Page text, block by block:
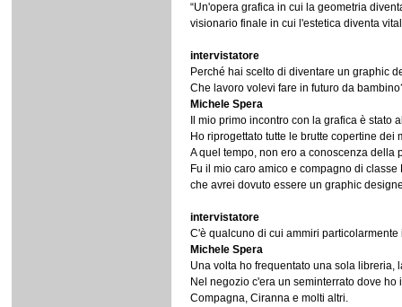
“Un'opera grafica in cui la geometria
visionario finale in cui l'estetica diventa
intervistatore
Perché hai scelto di diventare un graphic
Che lavoro volevi fare in futuro da
Michele Spera
Il mio primo incontro con la grafica è
Ho riprogettato tutte le brutte copertine dei
A quel tempo, non ero a conoscenza della
Fu il mio caro amico e compagno di
che avrei dovuto essere un graphic
intervistatore
C'è qualcuno di cui ammiri
Michele Spera
Una volta ho frequentato una sola libreria,
Nel negozio c'era un seminterrato dove
Compagna, Ciranna e molti altri.